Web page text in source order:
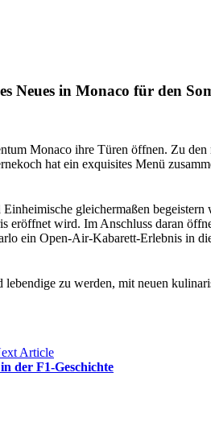
Neues in Monaco für den
Monaco ihre Türen öffnen. Zu
hat ein exquisites Menü
gleichermaßen
eröffnet wird. Im Anschluss daran
ein Open-Air-Kabarett-Erlebnis in
zu werden, mit neuen
Article
der F1-Geschichte